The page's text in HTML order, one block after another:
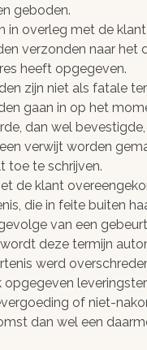
geboden.
in overleg met de
verzonden naar het
heeft opgegeven.
zijn niet als fatale
gaan in op het
dan wel
verwijt worden
toe te schrijven.
de klant
die in feite buiten
van een
deze termijn
werd
opgegeven
of niet-
dan wel een